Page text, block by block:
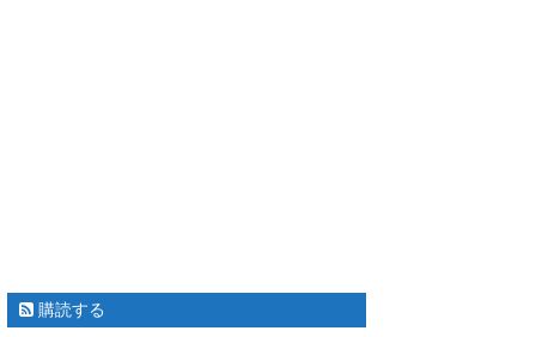
購読する